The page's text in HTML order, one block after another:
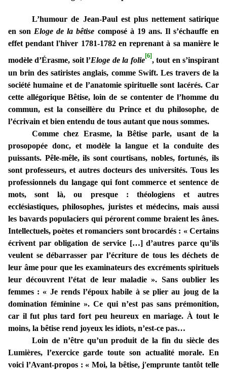
L’humour de Jean-Paul est plus nettement satirique
en son Eloge de la bêtise composé à 19 ans. Il s’échauffe en
effet pendant l'hiver 1781-1782 en reprenant à sa manière le
modèle d’Érasme, soit l’Eloge de la folie[6], tout en s’inspirant
un brin des satiristes anglais, comme Swift. Les travers de la
société humaine et de l’anatomie spirituelle sont lacérés. Car
cette allégorique Bêtise, loin de se contenter de l’homme du
commun, est la conseillère du Prince et du philosophe, de
l’écrivain et bien entendu de tous autant que nous sommes.
Comme chez Erasme, la Bêtise parle, usant de la
prosopopée donc, et modèle la langue et la conduite des
puissants. Pêle-mêle, ils sont courtisans, nobles, fortunés, ils
sont professeurs, et autres docteurs des universités. Tous les
professionnels du langage qui font commerce et sentence de
mots, sont là, ou presque : théologiens et autres
ecclésiastiques, philosophes, juristes et médecins, mais aussi
les bavards populaciers qui pérorent comme braient les ânes.
Intellectuels, poètes et romanciers sont brocardés : « Certains
écrivent par obligation de service […] d’autres parce qu’ils
veulent se débarrasser par l’écriture de tous les déchets de
leur âme pour que les examinateurs des excréments spirituels
leur découvrent l’état de leur maladie ». Sans oublier les
femmes : « Je rends l’époux habile à se plier au joug de la
domination féminine ». Ce qui n’est pas sans prémonition,
car il fut plus tard fort peu heureux en mariage. À tout le
moins, la bêtise rend joyeux les idiots, n’est-ce pas…
Loin de n’être qu’un produit de la fin du siècle des
Lumières, l’exercice garde toute son actualité morale. En
voici l’Avant-propos : « Moi, la bêtise, j'emprunte tantôt telle